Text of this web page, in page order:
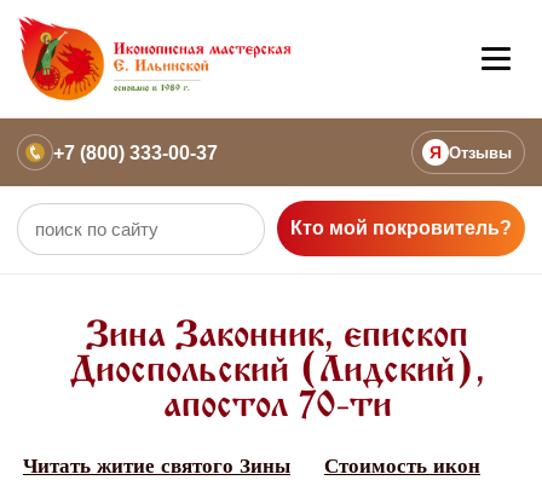
+7 (800) 333-00-37 Я Отзывы
Кто мой покровитель?
Зина Законник, епископ
Диоспольский (Лидский),
апостол 70-ти
Читать житие святого Зины Стоимость икон